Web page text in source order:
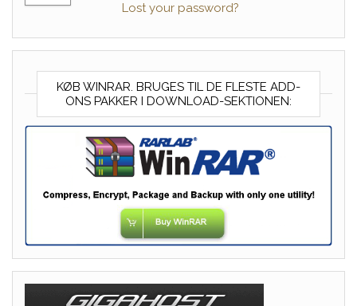
Lost your password?
KØB WINRAR. BRUGES TIL DE FLESTE ADD-
ONS PAKKER I DOWNLOAD-SEKTIONEN: